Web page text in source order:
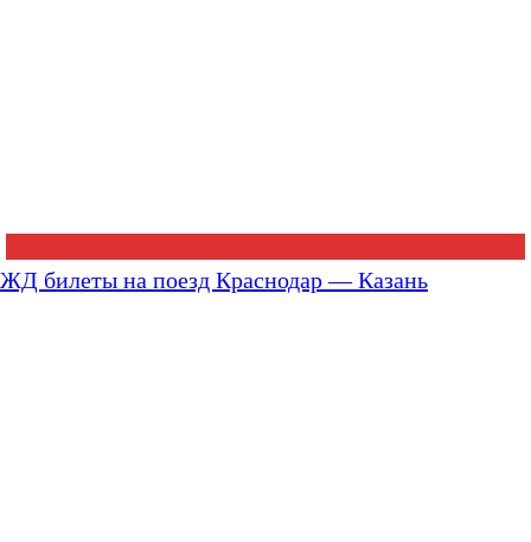
ЖД билеты на поезд Краснодар — Казань